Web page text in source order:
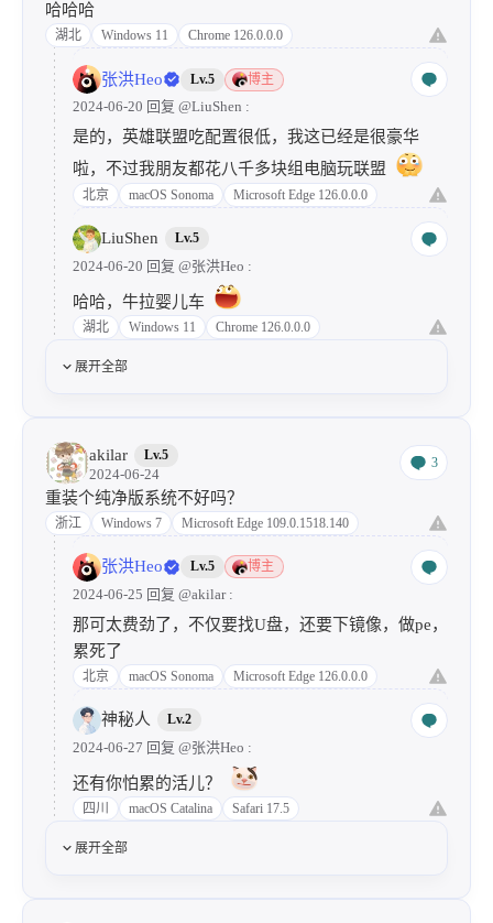
哈哈哈
湖北 Windows 11 Chrome 126.0.0.0
张洪Heo Lv.5 博主
2024-06-20 回复 @LiuShen :
是的，英雄联盟吃配置很低，我这已经是很豪华
啦，不过我朋友都花八千多块组电脑玩联盟
北京 macOS Sonoma Microsoft Edge 126.0.0.0
LiuShen Lv.5
2024-06-20 回复 @张洪Heo :
哈哈，牛拉婴儿车
湖北 Windows 11 Chrome 126.0.0.0
展开全部
akilar Lv.5
2024-06-24
3
重装个纯净版系统不好吗？
浙江 Windows 7 Microsoft Edge 109.0.1518.140
张洪Heo Lv.5 博主
2024-06-25 回复 @akilar:
那可太费劲了，不仅要找U盘，还要下镜像，做pe，
累死了
北京 macOS Sonoma Microsoft Edge 126.0.0.0
神秘人 Lv.2
2024-06-27 回复 @张洪Heo :
还有你怕累的活儿？
四川 macOS Catalina Safari 17.5
展开全部